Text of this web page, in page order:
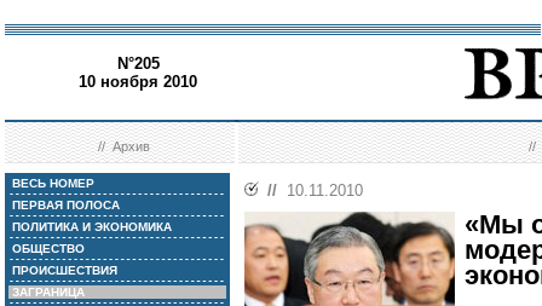
N°205
10 ноября 2010
//Архив //
ВЕСЬ НОМЕР
ПЕРВАЯ ПОЛОСА
ПОЛИТИКА И ЭКОНОМИКА
ОБЩЕСТВО
ПРОИСШЕСТВИЯ
ЗАГРАНИЦА
// 10.11.2010
«Мы